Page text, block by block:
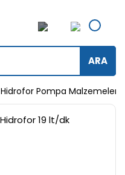
ARA
Hidrofor Pompa Malzemeleri